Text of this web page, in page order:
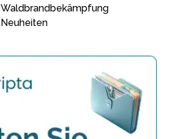
Waldbrandbekämpfung
Neuheiten